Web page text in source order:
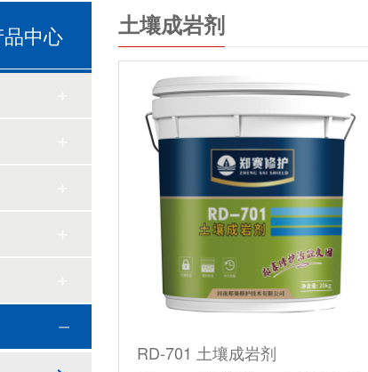
土壤成岩剂
RD-701 土壤成岩剂
中心